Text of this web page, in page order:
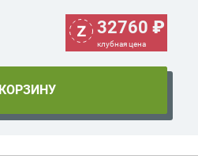
32760 ₽
клубная цена